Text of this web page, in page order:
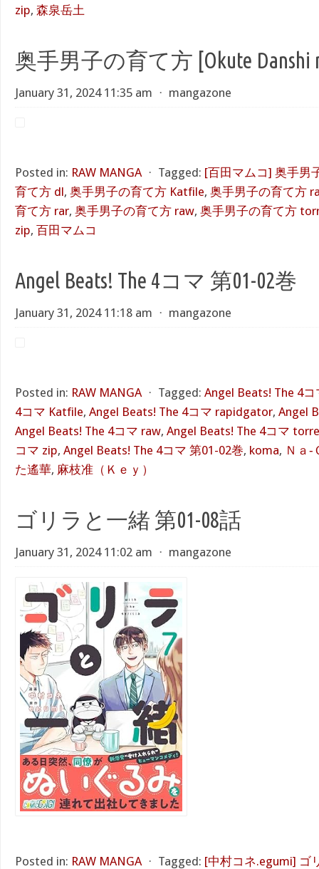
zip, 森泉岳土
奥手男子の育て方 [Okute Danshi
January 31, 2024 11:35 am ⋅ mangazone
Posted in: RAW MANGA ⋅ Tagged: [百田マムコ] 奥手男
育て方 dl, 奥手男子の育て方 Katfile, 奥手男子の育て方
育て方 rar, 奥手男子の育て方 raw, 奥手男子の育て方
zip, 百田マムコ
Angel Beats! The 4コマ 第01-02巻
January 31, 2024 11:18 am ⋅ mangazone
Posted in: RAW MANGA ⋅ Tagged: Angel Beats! The 4コ
4コマ Katfile, Angel Beats! The 4コマ rapidgator, Angel
Angel Beats! The 4コマ raw, Angel Beats! The 4コマ
コマ zip, Angel Beats! The 4コマ 第01-02巻, koma, Ｎａ
た遙華, 麻枝准（Ｋｅｙ）
ゴリラと一緒 第01-08話
January 31, 2024 11:02 am ⋅ mangazone
Posted in: RAW MANGA ⋅ Tagged: [中村コネ.egumi] ゴ